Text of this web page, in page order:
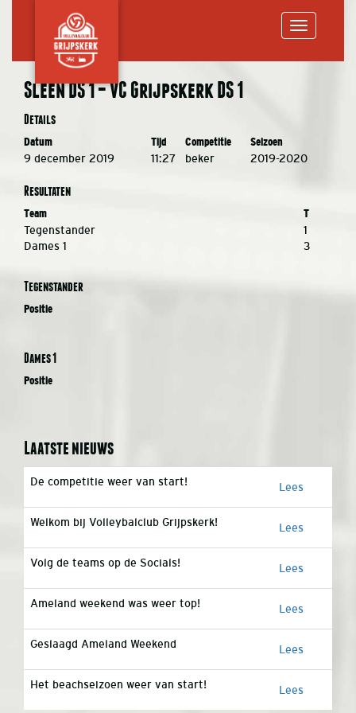
Sleen DS 1 – VC Grijpskerk DS 1
Details
Datum Tijd Competitie Seizoen
9 december 2019 11:27 beker 2019-2020
Resultaten
Team T
Tegenstander
1
Dames 1
3
Tegenstander
Positie
Dames 1
Positie
Laatste nieuws
De competitie weer van start! Lees
Welkom bij Volleybalclub Grijpskerk! Lees
Volg de teams op de Socials! Lees
Ameland weekend was weer top! Lees
Geslaagd Ameland Weekend Lees
Het beachseizoen weer van start! Lees